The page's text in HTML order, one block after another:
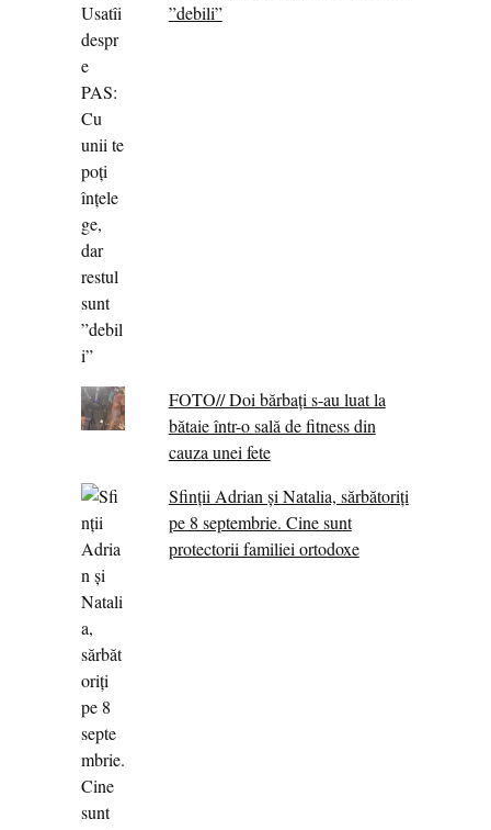
”debili”
FOTO// Doi bărbați s-au luat la
bătaie într-o sală de fitness din
cauza unei fete
Sfinții Adrian și Natalia, sărbătoriți
pe 8 septembrie. Cine sunt
protectorii familiei ortodoxe